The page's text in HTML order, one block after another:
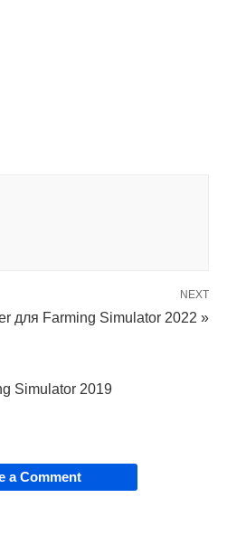
NEXT
для Farming Simulator 2022 »
Simulator 2019
a Comment